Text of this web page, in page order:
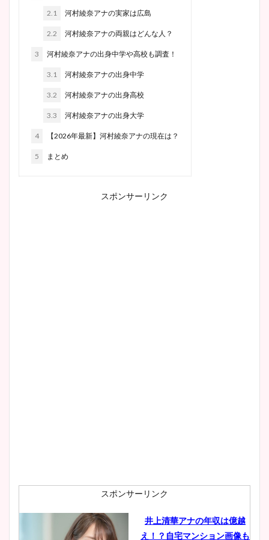
2.1 河村綾奈アナの実家は広島
2.2 河村綾奈アナの両親はどんな人？
3 河村綾奈アナの出身中学や高校も調査！
3.1 河村綾奈アナの出身中学
3.2 河村綾奈アナの出身高校
3.3 河村綾奈アナの出身大学
4 【2026年最新】河村綾奈アナの現在は？
5 まとめ
スポンサーリンク
スポンサーリンク
井上清華アナの年収は億越
え！？自宅マンション画像も